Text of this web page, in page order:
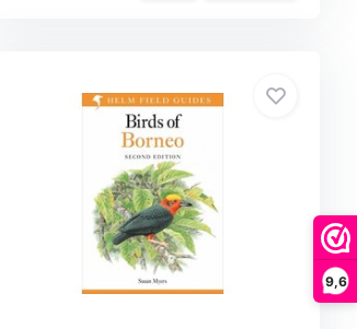
9,6